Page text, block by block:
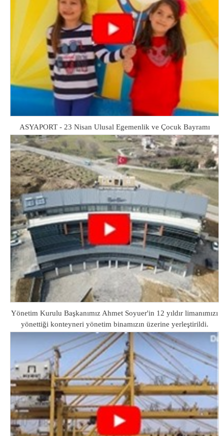
ASYAPORT - 23 Nisan Ulusal Egemenlik ve Çocuk Bayramı
Yönetim Kurulu Başkanımız Ahmet Soyuer'in 12 yıldır limanımızı
yönettiği konteyneri yönetim binamızın üzerine yerleştirildi.